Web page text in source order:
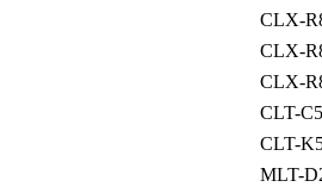
CLX-
CLX-
CLX-
CLT-
CLT-
MLT-